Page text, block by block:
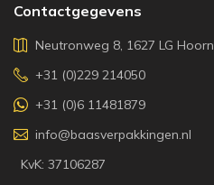
Contactgegevens
Neutronweg 8, 1627 LG Hoorn
+31 (0)229 214050
+31 (0)6 11481879
info@baasverpakkingen.nl
KvK: 37106287